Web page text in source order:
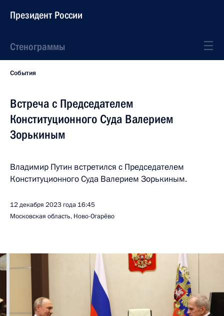
Президент России
Стенограммы
События
Встреча с Председателем
Конституционного Суда Валерием
Зорькиным
Владимир Путин встретился с Председателем
Конституционного Суда Валерием Зорькиным.
12 декабря 2023 года 16:45
Московская область, Ново-Огарёво